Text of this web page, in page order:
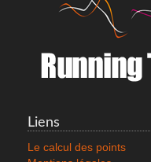
Liens
Le calcul des points